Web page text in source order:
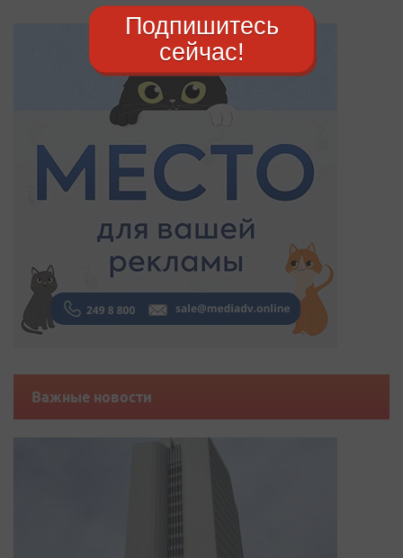
Важные новости
Подпишитесь
сейчас!